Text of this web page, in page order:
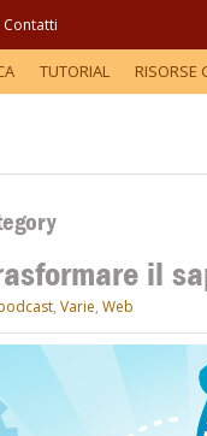
Contatti
TUTORIAL RISORSE
il
, Varie, Web